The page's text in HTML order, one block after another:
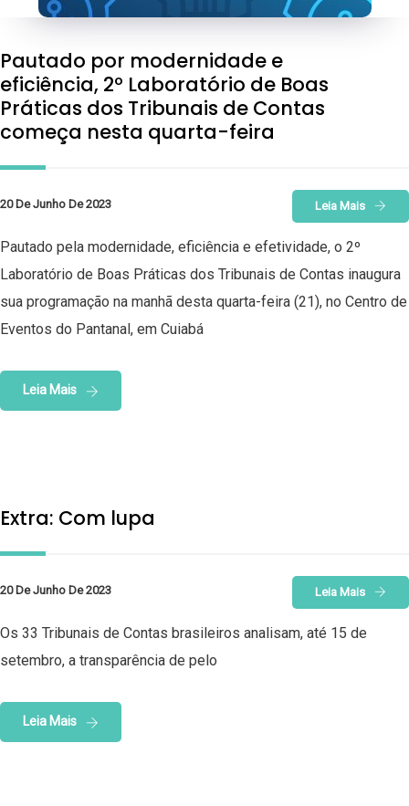
Pautado por modernidade e
eficiência, 2º Laboratório de Boas
Práticas dos Tribunais de Contas
começa nesta quarta-feira
20 De Junho De 2023 Leia Mais
Pautado pela modernidade, eficiência e efetividade, o 2º
Laboratório de Boas Práticas dos Tribunais de Contas inaugura
sua programação na manhã desta quarta-feira (21), no Centro de
Eventos do Pantanal, em Cuiabá
Leia Mais
Extra: Com lupa
20 De Junho De 2023 Leia Mais
Os 33 Tribunais de Contas brasileiros analisam, até 15 de
setembro, a transparência de pelo
Leia Mais